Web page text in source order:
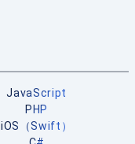
JavaScript
PHP
iOS（Swift）